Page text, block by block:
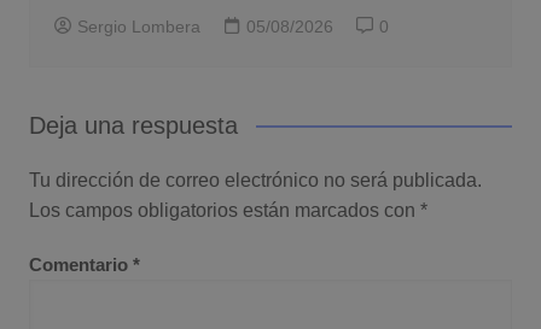
Sergio Lombera 05/08/2026 0
Deja una respuesta
Tu dirección de correo electrónico no será publicada.
Los campos obligatorios están marcados con *
Comentario *